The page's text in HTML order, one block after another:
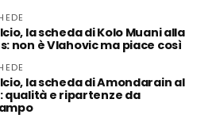
la scheda di Kolo Muani alla
non è Vlahovic ma piace così
la scheda di Amondarain al
qualità e ripartenze da